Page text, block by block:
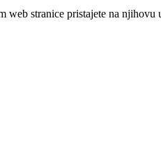
stranice pristajete na